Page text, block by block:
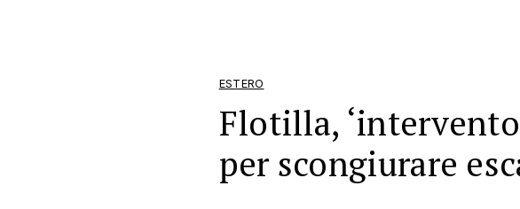
ESTERO
Flotilla,
per scongiurare